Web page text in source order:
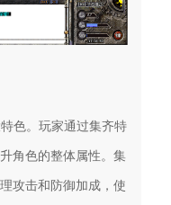
色。玩家通过集齐特
角色的整体属性。集
攻击和防御加成，使